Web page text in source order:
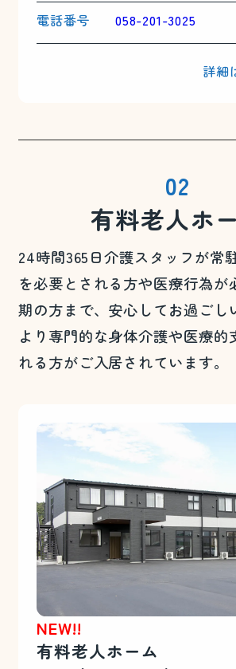
電話番号 058-201-3025
詳細
02
有料老人ホ
24時間365日介護スタッフが常
を必要とされる方や医療行為が
期の方まで、安心してお過ごし
より専門的な身体介護や医療的
れる方がご入居されています。
NEW!!
有料老人ホーム